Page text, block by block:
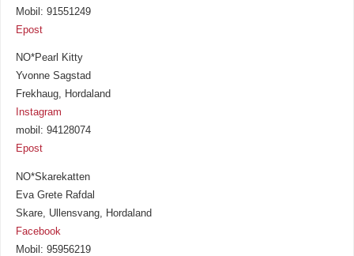
Mobil: 91551249
Epost
NO*Pearl Kitty
Yvonne Sagstad
Frekhaug, Hordaland
Instagram
mobil: 94128074
Epost
NO*Skarekatten
Eva Grete Rafdal
Skare, Ullensvang, Hordaland
Facebook
Mobil: 95956219